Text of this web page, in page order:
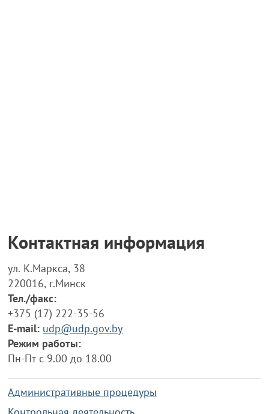
Контактная информация
ул. К.Маркса, 38
220016, г.Минск
Тел./факс:
+375 (17) 222-35-56
E-mail: udp@udp.gov.by
Режим работы:
Пн-Пт с 9.00 до 18.00
Административные процедуры